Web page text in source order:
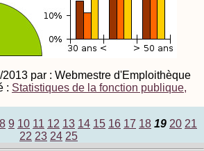
par : Webmestre d'Emploithèque
: Statistiques de la fonction publique,
8 9 10 11 12 13 14 15 16 17 18 19 20 21
22 23 24 25